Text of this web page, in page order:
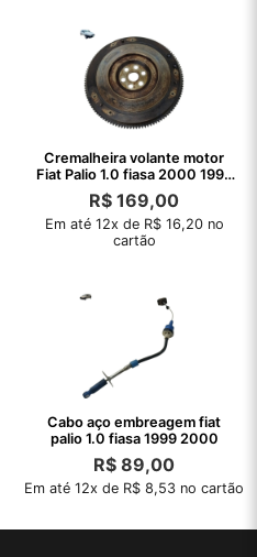
Cremalheira volante motor
Fiat Palio 1.0 fiasa 2000 1999
98
R$ 169,00
Em até 12x de R$ 16,20 no
cartão
Cabo aço embreagem fiat
palio 1.0 fiasa 1999 2000
R$ 89,00
Em até 12x de R$ 8,53 no cartão